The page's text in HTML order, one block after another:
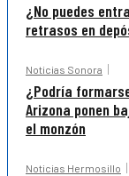
¿No puedes
retrasos en
Noticias Sonora
¿Podría
Arizona ponen
el monzón
Noticias Hermosillo